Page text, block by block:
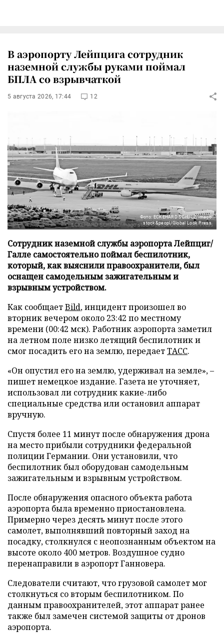
В аэропорту Лейпцига сотрудник
наземной службы руками поймал
БПЛА со взрывчаткой
5 августа 2026, 17:44 12
Фото: ECKEHARD SCHULZ/imago
stock&peopl/Global Look Press
Сотрудник наземной службы аэропорта Лейпциг/
Галле самостоятельно поймал беспилотник,
который, как выяснили правоохранители, был
оснащен самодельным зажигательным и
взрывным устройством.
Как сообщаетBild, инцидент произошел во
вторник вечером около 23:42 по местному
времени (00:42 мск). Работник аэропорта заметил
на летном поле низко летящий беспилотник и
смог посадить его на землю, передаетТАСС.
«Он опустил его на землю, удерживал на земле», –
пишет немецкое издание. Газета не уточняет,
использовал ли сотрудник какие-либо
специальные средства или остановил аппарат
вручную.
Спустя более 11 минут после обнаружения дрона
на место прибыли сотрудники федеральной
полиции Германии. Они установили, что
беспилотник был оборудован самодельным
зажигательным и взрывным устройством.
После обнаружения опасного объекта работа
аэропорта была временно приостановлена.
Примерно через десять минут после этого
самолет, выполнявший повторный заход на
посадку, столкнулся с неопознанным объектом на
высоте около 400 метров. Воздушное судно
перенаправили в аэропорт Ганновера.
Следователи считают, что грузовой самолет мог
столкнуться со вторым беспилотником. По
данным правоохранителей, этот аппарат ранее
также был замечен системой защиты от дронов
аэропорта.